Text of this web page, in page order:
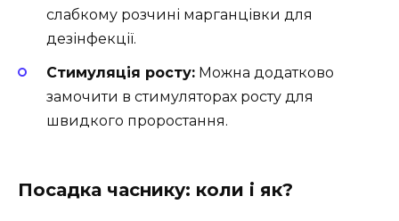
слабкому розчині марганцівки для
дезінфекції.
Стимуляція росту: Можна додатково
замочити в стимуляторах росту для
швидкого проростання.
Посадка часнику: коли і як?